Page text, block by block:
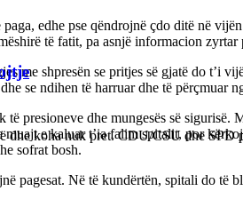
edhe pse qëndrojnë çdo ditë në
të fatit, pa asnjë informacion zyrtar
me shpresën se pritjes së gjatë do t’i
se ndihen të harruar dhe të përçmuar
presioneve dhe mungesës së
e kaluar t’ia falim spitalit, por
sofrat bosh.
pagesat. Në të kundërtën, spitali do të
dhe koha nuk pret. CDU/CSU dhe